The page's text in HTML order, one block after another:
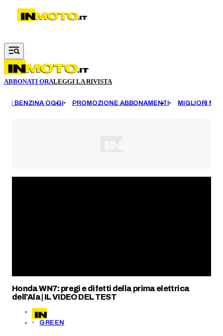
Vai al contenuto principale
ABBONATI ORALEGGI LA RIVISTA
BENZINA OGGI PROMOZIONE ABBONAMENTI MIGLIORI
Honda WN7: pregi e difetti della prima elettrica
dell'Ala | IL VIDEO DEL TEST
GREEN